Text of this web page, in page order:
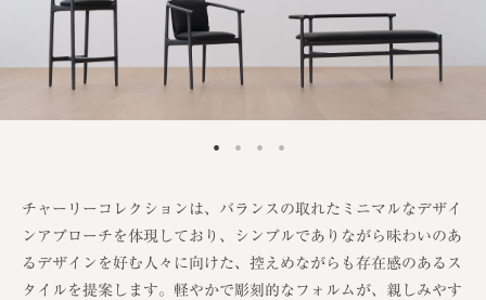
チャーリーコレクションは、バランスの取れたミニマルなデザイ
ンアプローチを体現しており、シンプルでありながら味わいのあ
るデザインを好む人々に向けた、控えめながらも存在感のあるス
タイルを提案します。軽やかで彫刻的なフォルムが、親しみやす